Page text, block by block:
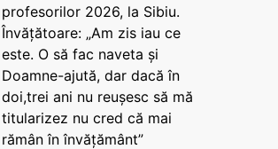
profesorilor 2026, la Sibiu.
Învățătoare: „Am zis iau ce
este. O să fac naveta și
Doamne-ajută, dar dacă în
doi,trei ani nu reușesc să mă
titularizez nu cred că mai
rămân în învățământ”